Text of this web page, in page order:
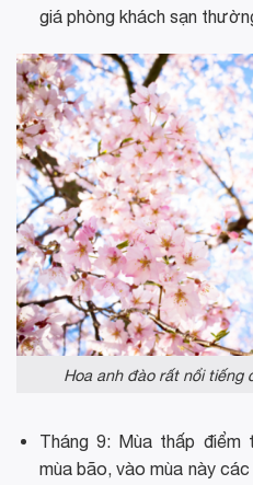
giá phòng khách sạn
Hoa anh đào rất nổi
Tháng 9: Mùa thấp
mùa bão, vào mùa này